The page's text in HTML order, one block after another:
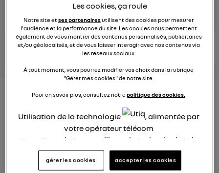
posez une question
conseils Renault
consultez les
conseils
similaires
voir tous les
Consommation carburant
voiture hybride
Ghislaine53
26 janvier 2022
Bonjour
Les cookies, ça roule
Notre site etses partenairesutilisent des cookies pour mesurer
l'audience et la performance du site. Les cookies nous permettent
également de vous montrer des contenus personnalisés, publicitaires
et/ou géolocalisés, et de vous laisser interagir avec nos contenus via
les réseaux sociaux.
À tout moment, vous pourrez modifier vos choix dans la rubrique
"Gérer mes cookies" de notre site.
Pour en savoir plus, consultez notrepolitique des cookies.
Utilisation de la technologie
, alimentée par
votre opérateur télécom
Nous, Renault Group, utilisons la technologie Utiq
pour nos activités digitales (telles que décrites
dans cette notice de consentement) et liées à
gérer les cookies accepter les cookies